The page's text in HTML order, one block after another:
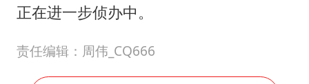
正在进一步侦办中。
责任编辑：周伟_CQ666